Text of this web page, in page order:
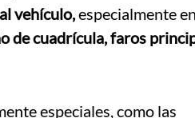
vehículo,especialmente
de cuadrícula, faros
especiales, como las